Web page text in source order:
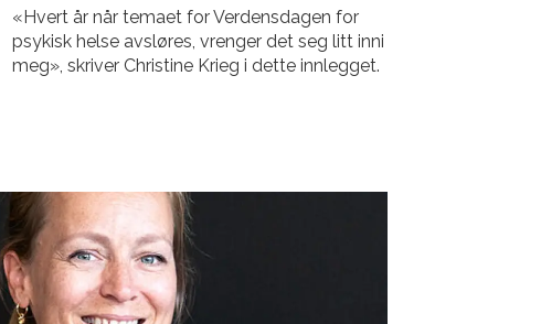
«Hvert år når temaet for Verdensdagen for
psykisk helse avsløres, vrenger det seg litt inni
meg», skriver Christine Krieg i dette innlegget.